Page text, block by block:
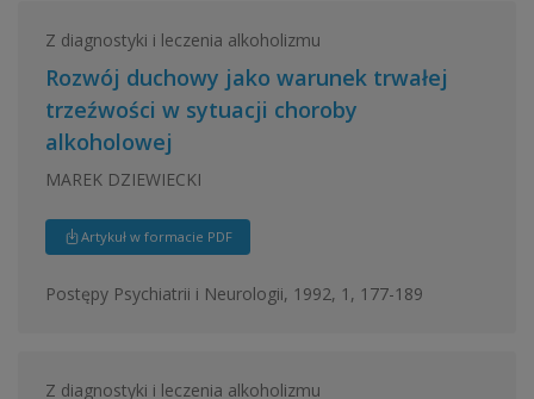
Z diagnostyki i leczenia alkoholizmu
Rozwój duchowy jako warunek trwałej
trzeźwości w sytuacji choroby
alkoholowej
MAREK DZIEWIECKI
Artykuł w formacie PDF
Postępy Psychiatrii i Neurologii, 1992, 1, 177-189
Z diagnostyki i leczenia alkoholizmu